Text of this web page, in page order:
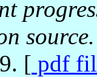
source.
[ pdf